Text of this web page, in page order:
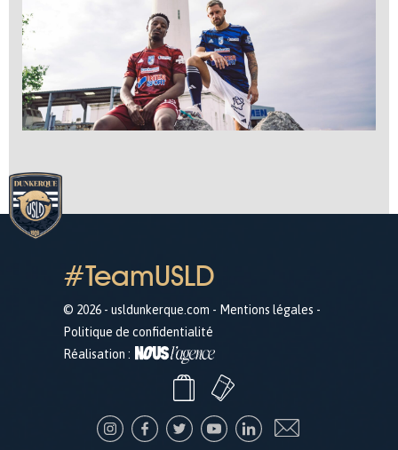
#TeamUSLD
© 2026 - usldunkerque.com - Mentions légales -
Politique de confidentialité
Réalisation :